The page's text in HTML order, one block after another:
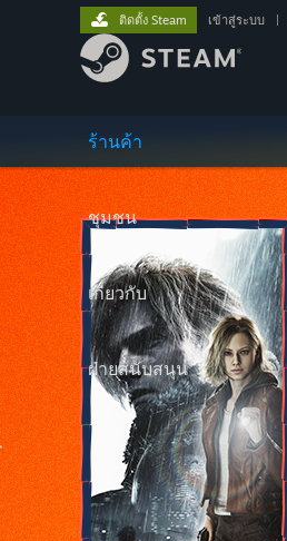
ร้านค้า
ชุมชน
เกี่ยวกับ
ฝ่ายสนับสนุน
ติดตั้ง Steam เข้าสู่ระบบ